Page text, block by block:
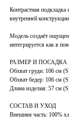
Контрастная подкладка
внутренней
Модель создаёт
интегрируется как в
РАЗМЕР И ПОСАДКА
Обхват груди: 106 см
Обхват бедер: 106 см
Длина изделия: 57 см
СОСТАВ И УХОД
Внешняя часть: 100%